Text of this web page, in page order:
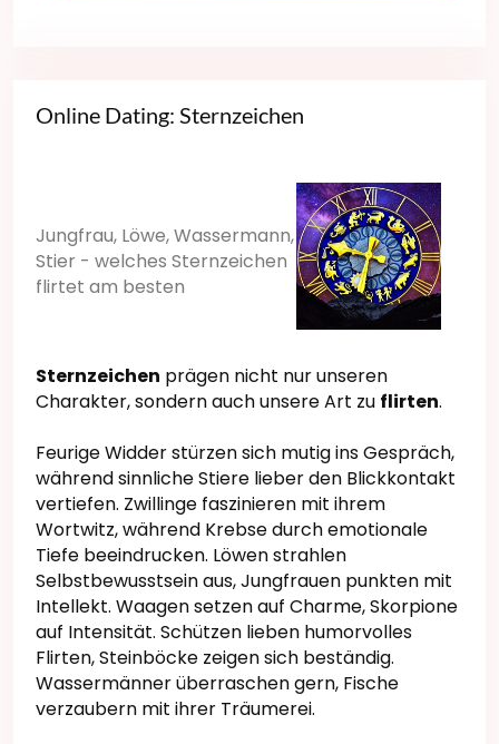
Online Dating: Sternzeichen
Jungfrau, Löwe, Wassermann,
Stier - welches Sternzeichen
flirtet am besten
Sternzeichen prägen nicht nur unseren
Charakter, sondern auch unsere Art zu flirten.
Feurige Widder stürzen sich mutig ins Gespräch,
während sinnliche Stiere lieber den Blickkontakt
vertiefen. Zwillinge faszinieren mit ihrem
Wortwitz, während Krebse durch emotionale
Tiefe beeindrucken. Löwen strahlen
Selbstbewusstsein aus, Jungfrauen punkten mit
Intellekt. Waagen setzen auf Charme, Skorpione
auf Intensität. Schützen lieben humorvolles
Flirten, Steinböcke zeigen sich beständig.
Wassermänner überraschen gern, Fische
verzaubern mit ihrer Träumerei.